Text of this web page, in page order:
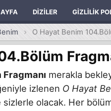
DIZILER GIZLILIK
O Hayat Benim
merakla
izlenen O Hayat
sizlerle olacak. Her